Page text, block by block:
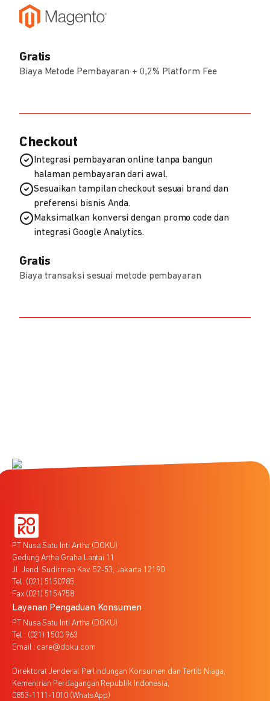
Gratis
Biaya Metode Pembayaran + 0,2% Platform Fee
Checkout
Integrasi pembayaran online tanpa bangun
halaman pembayaran dari awal.
Sesuaikan tampilan checkout sesuai brand dan
preferensi bisnis Anda.
Maksimalkan konversi dengan promo code dan
integrasi Google Analytics.
Gratis
Biaya transaksi sesuai metode pembayaran
PT Nusa Satu Inti Artha (DOKU)
Gedung Artha Graha Lantai 11
Jl. Jend. Sudirman Kav. 52-53, Jakarta 12190
Tel. (021) 5150785,
Fax (021) 5154758
Layanan Pengaduan Konsumen
PT Nusa Satu Inti Artha (DOKU)
Tel : (021) 1500 963
Email : care@doku.com
Direktorat Jenderal Perlindungan Konsumen dan Tertib Niaga,
Kementrian Perdagangan Republik Indonesia,
0853-1111-1010 (WhatsApp)